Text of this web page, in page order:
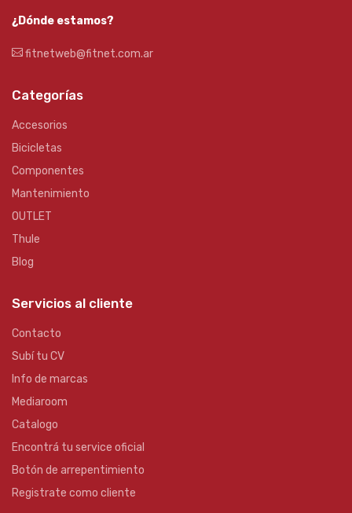
¿Dónde estamos?
fitnetweb@fitnet.com.ar
Categorías
Accesorios
Bicicletas
Componentes
Mantenimiento
OUTLET
Thule
Blog
Servicios al cliente
Contacto
Subí tu CV
Info de marcas
Mediaroom
Catalogo
Encontrá tu service oficial
Botón de arrepentimiento
Registrate como cliente